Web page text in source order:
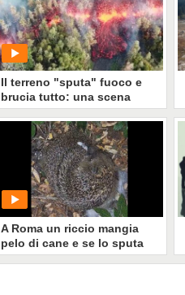
Il terreno "sputa" fuoco e
brucia tutto: una scena
apocalittica
PLAY
1260• diWorldNews
A Roma un riccio mangia
pelo di cane e se lo sputa
addosso: il video del